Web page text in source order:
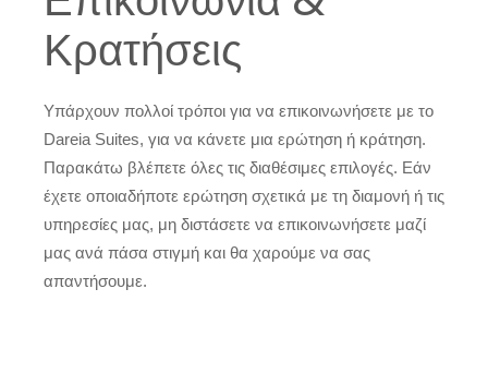
Κρατήσεις
Υπάρχουν πολλοί τρόποι για να επικοινωνήσετε με το
Dareia Suites, για να κάνετε μια ερώτηση ή κράτηση.
Παρακάτω βλέπετε όλες τις διαθέσιμες επιλογές. Εάν
έχετε οποιαδήποτε ερώτηση σχετικά με τη διαμονή ή τις
υπηρεσίες μας, μη διστάσετε να επικοινωνήσετε μαζί
μας ανά πάσα στιγμή και θα χαρούμε να σας
απαντήσουμε.